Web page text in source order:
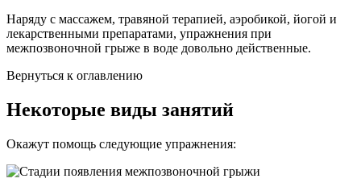
Наряду с массажем, травяной терапией, аэробикой, йогой и
лекарственными препаратами, упражнения при
межпозвоночной грыже в воде довольно действенные.
Вернуться к оглавлению
Некоторые виды занятий
Окажут помощь следующие упражнения: